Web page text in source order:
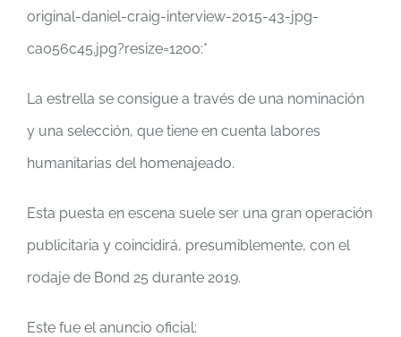
La estrella se consigue a través de una nominación
y una selección, que tiene en cuenta labores
humanitarias del homenajeado.
Esta puesta en escena suele ser una gran operación
publicitaria y coincidirá, presumiblemente, con el
rodaje de Bond 25 durante 2019.
Este fue el anuncio oficial: